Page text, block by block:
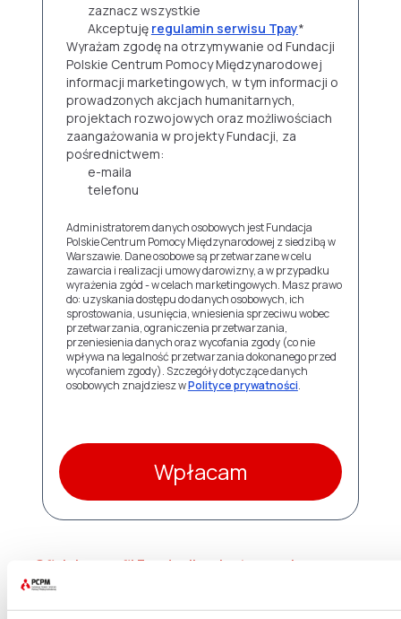
zaznacz wszystkie
Akceptuję regulamin serwisu Tpay*
Wyrażam zgodę na otrzymywanie od Fundacji
Polskie Centrum Pomocy Międzynarodowej
informacji marketingowych, w tym informacji o
prowadzonych akcjach humanitarnych,
projektach rozwojowych oraz możliwościach
zaangażowania w projekty Fundacji, za
pośrednictwem:
e-maila
telefonu
Administratorem danych osobowych jest Fundacja
Polskie Centrum Pomocy Międzynarodowej z siedzibą w
Warszawie. Dane osobowe są przetwarzane w celu
zawarcia i realizacji umowy darowizny, a w przypadku
wyrażenia zgód - w celach marketingowych. Masz prawo
do: uzyskania dostępu do danych osobowych, ich
sprostowania, usunięcia, wniesienia sprzeciwu wobec
przetwarzania, ograniczenia przetwarzania,
przeniesienia danych oraz wycofania zgody (co nie
wpływa na legalność przetwarzania dokonanego przed
wycofaniem zgody). Szczegóły dotyczące danych
osobowych znajdziesz wPolityce prywatności.
Wpłacam
Oficjalny profil Fundacji na Instagramie –
@fundacjapcpm